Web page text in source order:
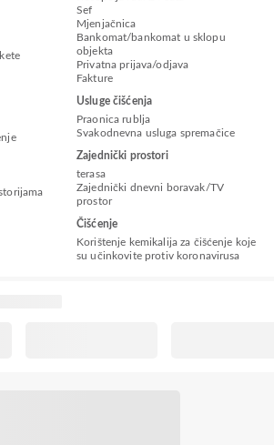
Sef
Mjenjačnica
Bankomat/bankomat u sklopu
objekta
Privatna prijava/odjava
Fakture
Usluge čišćenja
Praonica rublja
Svakodnevna usluga spremačice
Zajednički prostori
terasa
Zajednički dnevni boravak/TV
prostor
Čišćenje
Korištenje kemikalija za čišćenje koje
su učinkovite protiv koronavirusa